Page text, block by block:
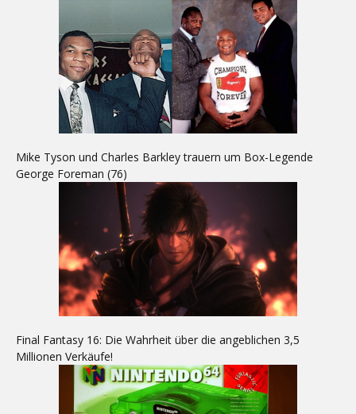
Mike Tyson und Charles Barkley trauern um Box-Legende
George Foreman (76)
Final Fantasy 16: Die Wahrheit über die angeblichen 3,5
Millionen Verkäufe!